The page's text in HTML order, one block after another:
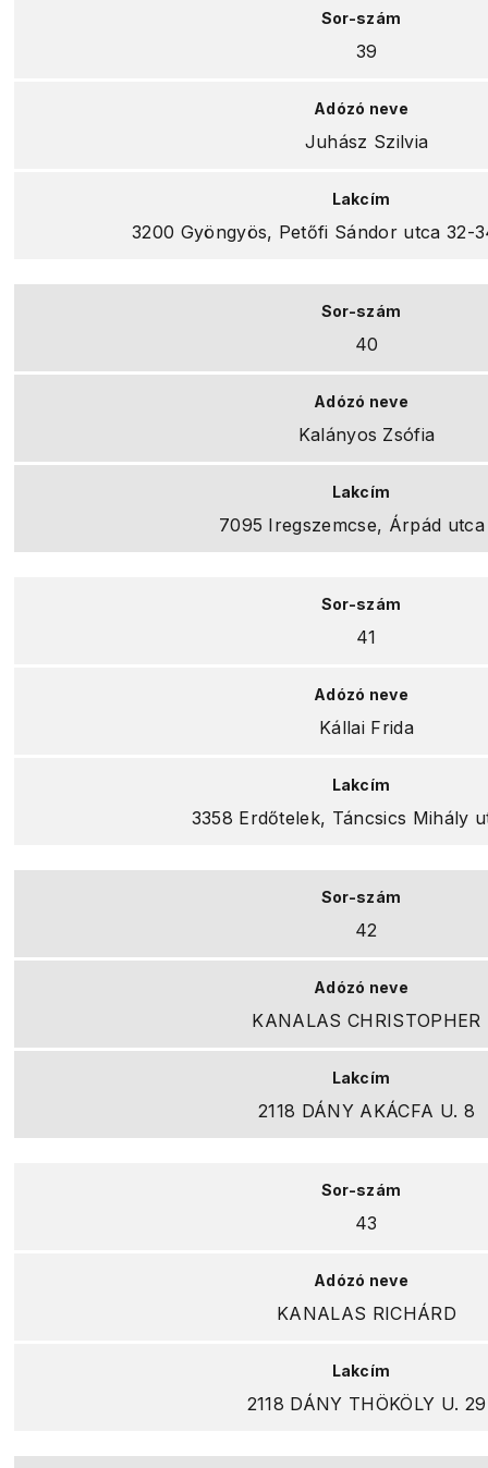
39
Juhász Szilvia
3200 Gyöngyös, Petőfi Sándor utca 32-
40
Kalányos Zsófia
7095 Iregszemcse, Árpád utca
41
Kállai Frida
3358 Erdőtelek, Táncsics Mihály
42
KANALAS CHRISTOPHER
2118 DÁNY AKÁCFA U. 8
43
KANALAS RICHÁRD
2118 DÁNY THÖKÖLY U. 29